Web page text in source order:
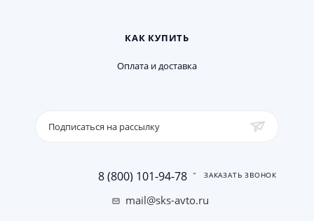
КАК КУПИТЬ
Оплата и доставка
Подписаться на рассылку
8 (800) 101-94-78 ЗАКАЗАТЬ ЗВОНОК
mail@sks-avto.ru